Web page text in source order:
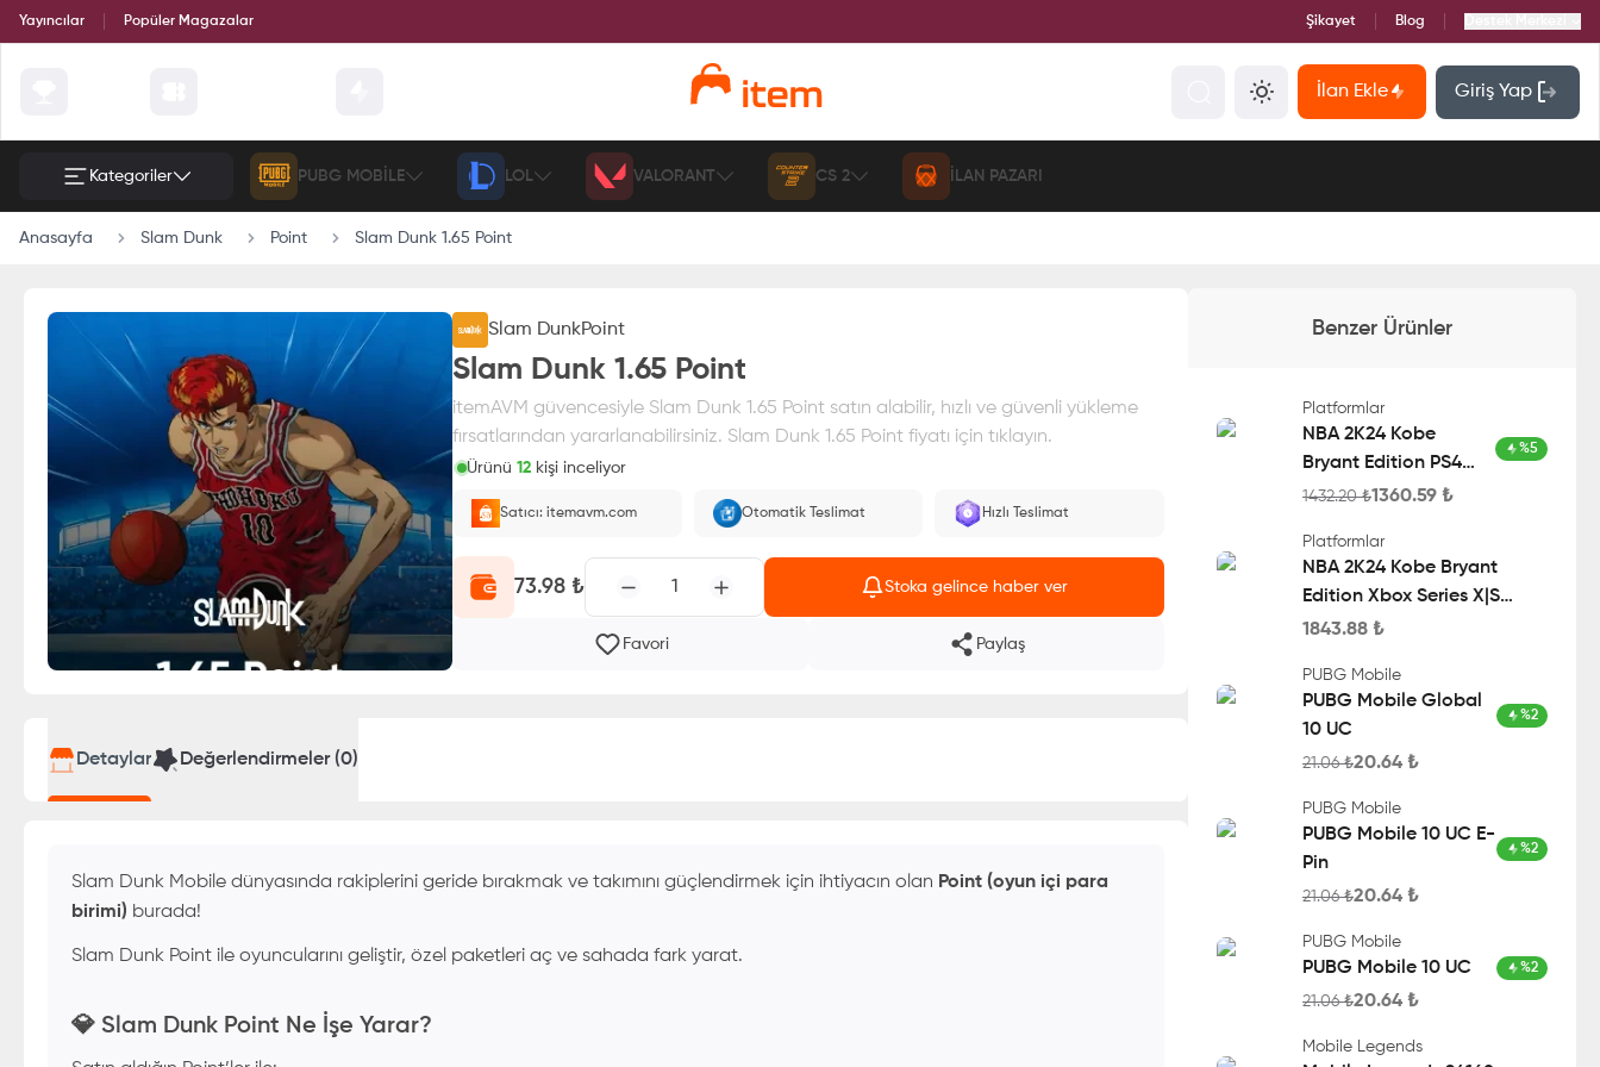
Yayıncılar Popüler Magazalar Şikayet Blog
İlan Ekle Giriş Yap
Kategoriler PUBG MOBILE LOL VALORANT CS 2 İLAN PAZARI
Anasayfa Slam Dunk Point Slam Dunk 1.65 Point
Slam DunkPoint
Slam Dunk 1.65 Point
itemAVM güvencesiyle Slam Dunk 1.65 Point satın alabilir, hızlı ve güvenli yükleme
fırsatlarından yararlanabilirsiniz. Slam Dunk 1.65 Point fiyatı için tıklayın.
Ürünü 12 kişi inceliyor
E-Pin olarak yüklenir.
Satıcı: itemavm.com Otomatik Teslimat Hızlı Teslimat
73.98 ₺ 1 Stoka gelince haber ver
Favori Paylaş
Detaylar Değerlendirmeler (0)
Slam Dunk Mobile dünyasında rakiplerini geride bırakmak ve takımını güçlendirmek için ihtiyacın olan Point (oyun içi para
birimi) burada!
Slam Dunk Point ile oyuncularını geliştir, özel paketleri aç ve sahada fark yarat.
💎 Slam Dunk Point Ne İşe Yarar?
Benzer Ürünler
Platformlar
NBA 2K24 Kobe
Bryant Edition PS4
Account
%5
1432.20₺1360.59 ₺
Platformlar
NBA 2K24 Kobe Bryant
Edition Xbox Series X|S
Account
1843.88 ₺
PUBG Mobile
PUBG Mobile Global
10 UC
%2
21.06₺20.64 ₺
PUBG Mobile
PUBG Mobile 10 UC E-
Pin
%2
21.06₺20.64 ₺
PUBG Mobile
PUBG Mobile 10 UC %2
21.06₺20.64 ₺
Mobile Legends